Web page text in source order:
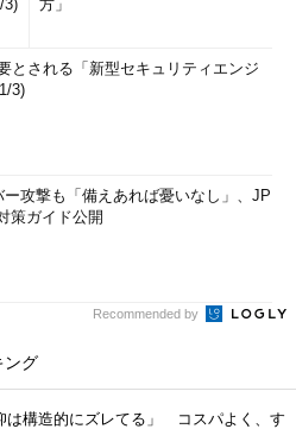
3)
方」
とされる「新型セキュリティエンジ
3)
ー攻撃も「備えあれば憂いなし」、JP
策ガイド公開
Recommended by
ング
は構造的にズレてる」 コスパよく、す